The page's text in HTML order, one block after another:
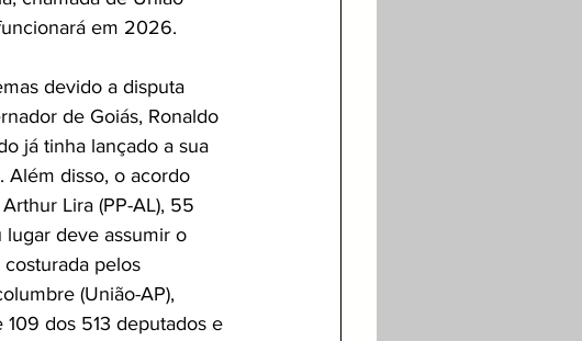
em 2026.
devido a disputa
de Goiás, Ronaldo
já tinha lançado a sua
Além disso, o acordo
Lira (PP-AL), 55
deve assumir o
pelos
(União-AP),
dos 513 deputados e